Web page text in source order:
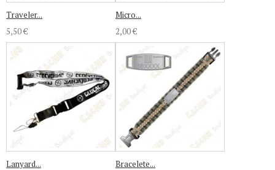
Traveler...
5,50 €
Micro...
2,00 €
Lanyard...
Bracelete...